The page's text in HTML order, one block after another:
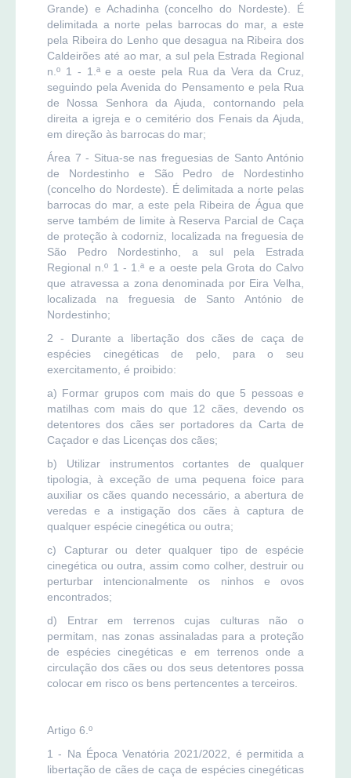
Grande) e Achadinha (concelho do Nordeste). É
delimitada a norte pelas barrocas do mar, a este
pela Ribeira do Lenho que desagua na Ribeira dos
Caldeirões até ao mar, a sul pela Estrada Regional
n.º 1 - 1.ª e a oeste pela Rua da Vera da Cruz,
seguindo pela Avenida do Pensamento e pela Rua
de Nossa Senhora da Ajuda, contornando pela
direita a igreja e o cemitério dos Fenais da Ajuda,
em direção às barrocas do mar;
Área 7 - Situa-se nas freguesias de Santo António
de Nordestinho e São Pedro de Nordestinho
(concelho do Nordeste). É delimitada a norte pelas
barrocas do mar, a este pela Ribeira de Água que
serve também de limite à Reserva Parcial de Caça
de proteção à codorniz, localizada na freguesia de
São Pedro Nordestinho, a sul pela Estrada
Regional n.º 1 - 1.ª e a oeste pela Grota do Calvo
que atravessa a zona denominada por Eira Velha,
localizada na freguesia de Santo António de
Nordestinho;
2 - Durante a libertação dos cães de caça de
espécies cinegéticas de pelo, para o seu
exercitamento, é proibido:
a) Formar grupos com mais do que 5 pessoas e
matilhas com mais do que 12 cães, devendo os
detentores dos cães ser portadores da Carta de
Caçador e das Licenças dos cães;
b) Utilizar instrumentos cortantes de qualquer
tipologia, à exceção de uma pequena foice para
auxiliar os cães quando necessário, a abertura de
veredas e a instigação dos cães à captura de
qualquer espécie cinegética ou outra;
c) Capturar ou deter qualquer tipo de espécie
cinegética ou outra, assim como colher, destruir ou
perturbar intencionalmente os ninhos e ovos
encontrados;
d) Entrar em terrenos cujas culturas não o
permitam, nas zonas assinaladas para a proteção
de espécies cinegéticas e em terrenos onde a
circulação dos cães ou dos seus detentores possa
colocar em risco os bens pertencentes a terceiros.
Artigo 6.º
1 - Na Época Venatória 2021/2022, é permitida a
libertação de cães de caça de espécies cinegéticas